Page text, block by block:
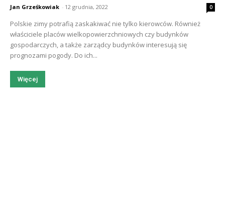
Jan Grześkowiak - 12 grudnia, 2022 0
Polskie zimy potrafią zaskakiwać nie tylko kierowców. Również
właściciele placów wielkopowierzchniowych czy budynków
gospodarczych, a także zarządcy budynków interesują się
prognozami pogody. Do ich...
Więcej